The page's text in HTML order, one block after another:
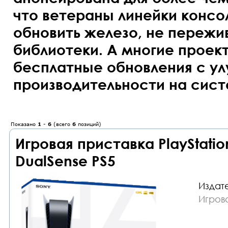
что ветераны линейки
обновить железо, не
библиотеки. А многие
бесплатные обновления с
производительности на
Показано 1 - 6 (всего 6 позиций)
Игровая приставка
DualSense PS5